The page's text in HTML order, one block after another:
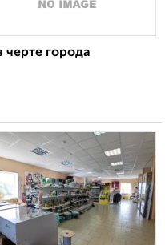
черте города